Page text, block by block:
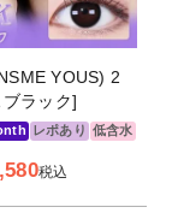
YOUS) 2
ラック]
レポあり 低含水
税込